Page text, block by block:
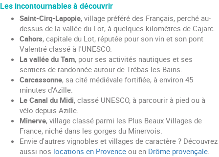
Les incontournables à découvrir
Saint-Cirq-Lapopie, village préféré des Français, perché au-
dessus de la vallée du Lot, à quelques kilomètres de Cajarc.
Cahors, capitale du Lot, réputée pour son vin et son pont
Valentré classé à l'UNESCO.
La vallée du Tarn, pour ses activités nautiques et ses
sentiers de randonnée autour de Trébas-les-Bains.
Carcassonne, sa cité médiévale fortifiée, à environ 45
minutes d'Azille.
Le Canal du Midi, classé UNESCO, à parcourir à pied ou à
vélo depuis Azille.
Minerve, village classé parmi les Plus Beaux Villages de
France, niché dans les gorges du Minervois.
Envie d'autres vignobles et villages de caractère ? Découvrez
aussi nos locations en Provence ou en Drôme provençale.